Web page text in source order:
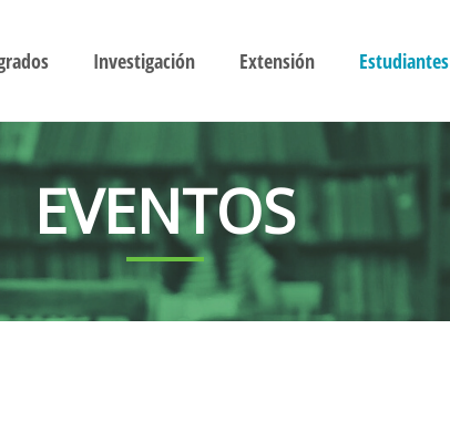
Investigación Extensión Estudiantes
EVENTOS